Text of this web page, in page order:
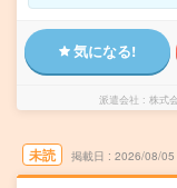
気になる!
派遣会社 株式
未読 掲載日 2026/08/05